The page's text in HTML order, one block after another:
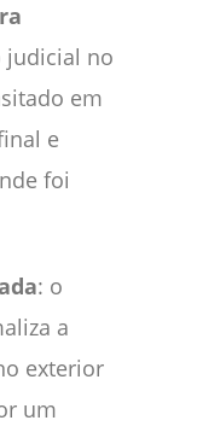
judicial no
em
e
foi
: o
a
exterior
um